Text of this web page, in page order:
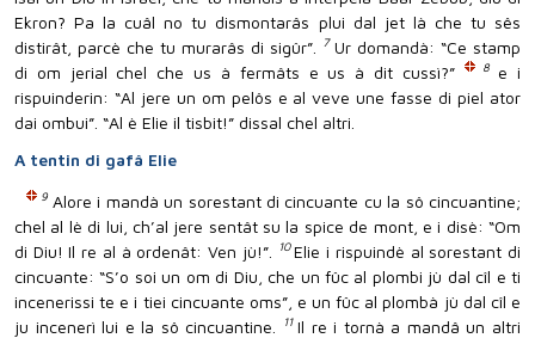
Ekron? Pa la cuâl no tu dismontarâs plui dal jet là che tu sês
distirât, parcè che tu murarâs di sigûr”.
7 Ur domandà: “Ce stamp
di om jerial chel che us à fermâts e us à dit cussì?”
8 e i
rispuinderin: “Al jere un om pelôs e al veve une fasse di piel ator
dai ombui”. “Al è Elie il tisbit!” dissal chel altri.
A tentin di gafâ Elie
9 Alore i mandà un sorestant di cincuante cu la sô cincuantine;
chel al lè di lui, ch’al jere sentât su la spice de mont, e i disè: “Om
di Diu! Il re al à ordenât: Ven jù!”.
10Elie i rispuindè al sorestant di
cincuante: “S’o soi un om di Diu, che un fûc al plombi jù dal cîl e ti
incenerissi te e i tiei cincuante oms”, e un fûc al plombà jù dal cîl e
ju incenerì lui e la sô cincuantine.
11Il re i tornà a mandâ un altri